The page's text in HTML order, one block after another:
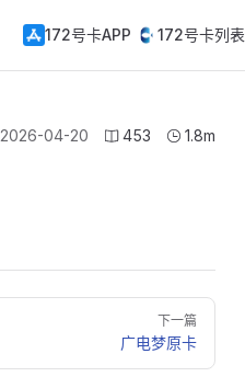
172号卡APP 172号卡列表
2026-04-20 453 1.8m
下一篇
广电梦原卡